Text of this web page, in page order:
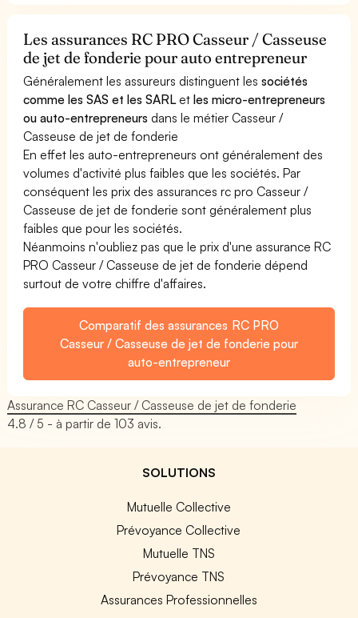
Les assurances RC PRO Casseur / Casseuse
de jet de fonderie pour auto entrepreneur
Généralement les assureurs distinguent lessociétés
comme les SAS et les SARL etles micro-entrepreneurs
ou auto-entrepreneurs dans le métier Casseur /
Casseuse de jet de fonderie
En effet les auto-entrepreneurs ont généralement des
volumes d'activité plus faibles que les sociétés. Par
conséquent les prix des assurances rc pro Casseur /
Casseuse de jet de fonderie sont généralement plus
faibles que pour les sociétés.
Néanmoins n'oubliez pas que le prix d'une assurance RC
PRO Casseur / Casseuse de jet de fonderie dépend
surtout de votre chiffre d'affaires.
Comparatif des assurances RC PRO
Casseur / Casseuse de jet de fonderie pour
auto-entrepreneur
Assurance RC Casseur / Casseuse de jet de fonderie
4.8 / 5 - à partir de103 avis.
SOLUTIONS
Mutuelle Collective
Prévoyance Collective
Mutuelle TNS
Prévoyance TNS
Assurances Professionnelles